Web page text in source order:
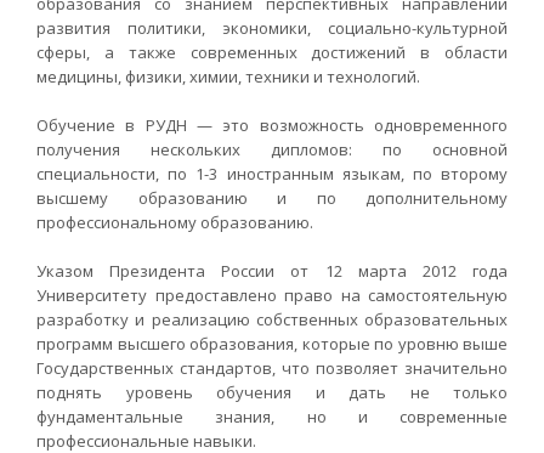
развития политики, экономики, социально-культурной
сферы, а также современных достижений в области
медицины, физики, химии, техники и технологий.
Обучение в РУДН — это возможность одновременного
получения нескольких дипломов: по основной
специальности, по 1-3 иностранным языкам, по второму
высшему образованию и по дополнительному
профессиональному образованию.
Указом Президента России от 12 марта 2012 года
Университету предоставлено право на самостоятельную
разработку и реализацию собственных образовательных
программ высшего образования, которые по уровню выше
Государственных стандартов, что позволяет значительно
поднять уровень обучения и дать не только
фундаментальные знания, но и современные
профессиональные навыки.